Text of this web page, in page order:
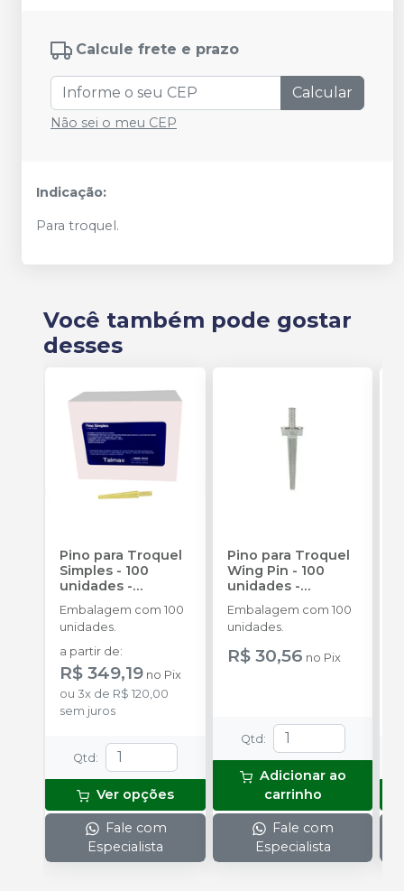
Calcule frete e prazo
Calcular
Não sei o meu CEP
Indicação:
Para troquel.
Você também pode gostar
desses
Pino para Troquel
Simples - 100
unidades -
TALMAX
Embalagem com 100
unidades.
a partir de:
R$ 349,19 no Pix
ou 3x de R$ 120,00
sem juros
Qtd :
Ver opções
Fale com
Especialista
Pino para Troquel
Wing Pin - 100
unidades-
TALMAX
Embalagem com 100
unidades.
R$ 30,56 no Pix
Qtd :
Adicionar ao
carrinho
Fale com
Especialista